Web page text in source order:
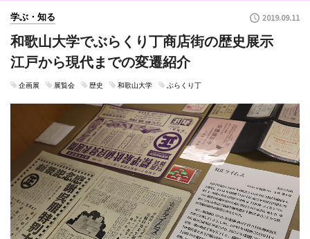
学ぶ・知る 2019.09.11
和歌山大学でぶらくり丁商店街の歴史展示
江戸から現代までの変遷紹介
企画展 展覧会 歴史 和歌山大学 ぶらくり丁